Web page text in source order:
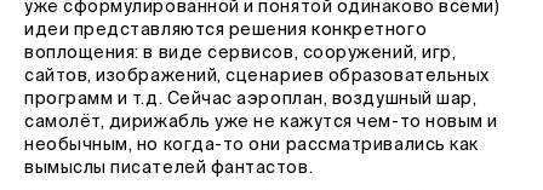
уже сформулированной и понятой одинаково всеми)
идеи представляются решения конкретного
воплощения: в виде сервисов, сооружений, игр,
сайтов, изображений, сценариев образовательных
программ и т.д. Сейчас аэроплан, воздушный шар,
самолёт, дирижабль уже не кажутся чем-то новым и
необычным, но когда-то они рассматривались как
вымыслы писателей фантастов.